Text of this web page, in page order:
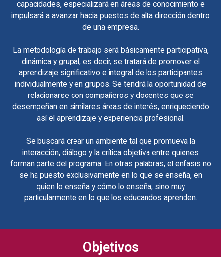
capacidades, especializará en áreas de conocimiento e
impulsará a avanzar hacia puestos de alta dirección dentro
de una empresa.
La metodología de trabajo será básicamente participativa,
dinámica y grupal; es decir, se tratará de promover el
aprendizaje significativo e integral de los participantes
individualmente y en grupos. Se tendrá la oportunidad de
relacionarse con compañeros y docentes que se
desempeñan en similares áreas de interés, enriqueciendo
así el aprendizaje y experiencia profesional.
Se buscará crear un ambiente tal que promueva la
interacción, diálogo y la crítica objetiva entre quienes
forman parte del programa. En otras palabras, el énfasis no
se ha puesto exclusivamente en lo que se enseña, en
quien lo enseña y cómo lo enseña, sino muy
particularmente en lo que los educandos aprenden.
Objetivos